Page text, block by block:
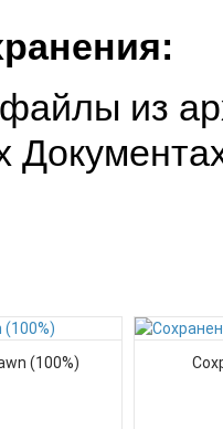
из
(100%)